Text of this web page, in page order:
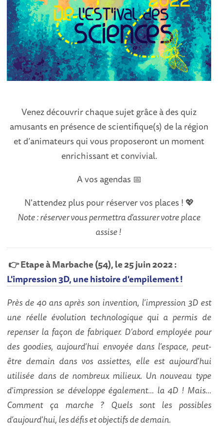
Venez découvrir chaque sujet grâce à des quiz
amusants en présence de scientifique(s) de la région
et d’animateurs qui vous proposeront un moment
enrichissant et convivial.
A vos agendas 📅
N'attendez plus pour réserver vos places ! 💖
Note : réserver vous permettra d'assurer votre place
assise !
👉 Etape à Marbache (54), le 25 juin 2022 :
L'impression 3D, une histoire d'empilement !
Près de 40 ans après son invention, l’impression 3D est
une réelle évolution technologique qui a permis de
repenser la façon de fabriquer. D’abord employée pour
des goodies, aujourd’hui envoyée dans l’espace, peut-
être demain dans vos assiettes, elle est aujourd’hui
utilisée dans de nombreux milieux. Un nouveau type
d’impression se développe également… la 4D ! Mais…
Comment ça marche ? Quels sont les possibles
d’aujourd’hui, les défis et objectifs de demain.